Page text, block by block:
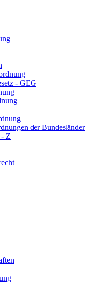
- GEG
der Bundesländer
- Z